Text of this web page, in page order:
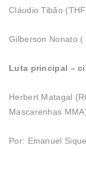
Cláudio Tibão
Gilberson Nonato (
Luta principal –
Herbert Matagal
Mascarenhas
Por: Emanuel